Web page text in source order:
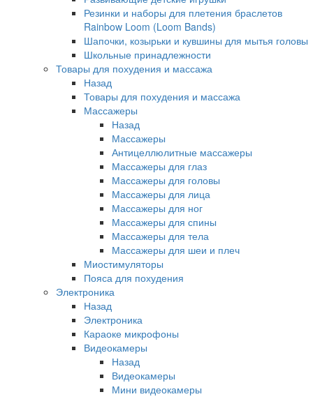
Резинки и наборы для плетения браслетов
Rainbow Loom (Loom Bands)
Шапочки, козырьки и кувшины для мытья головы
Школьные принадлежности
Товары для похудения и массажа
Назад
Товары для похудения и массажа
Массажеры
Назад
Массажеры
Антицеллюлитные массажеры
Массажеры для глаз
Массажеры для головы
Массажеры для лица
Массажеры для ног
Массажеры для спины
Массажеры для тела
Массажеры для шеи и плеч
Миостимуляторы
Пояса для похудения
Электроника
Назад
Электроника
Караоке микрофоны
Видеокамеры
Назад
Видеокамеры
Мини видеокамеры